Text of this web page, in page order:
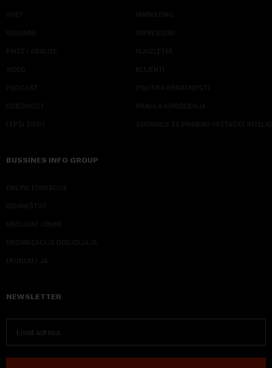
SVET
KOLUMNE
PRIČE I ANALIZE
VIDEO
PODCAST
ODRŽIVOST
LEPŠI ŽIVOT
MARKETING
IMPRESSUM
NJUZLETER
KLIJENTI
POLITIKA PRIVATNOSTI
PRAVILA KORIŠĆENJA
SMERNICE ZA PRIMENU VEŠTAČKE
BUSSINES INFO GROUP
ONLINE EDUKACIJE
IZDAVAŠTVO
MEDIJSKE OBUKE
ORGANIZACIJA DOGADJAJA
EKONOM I JA
NEWSLETTER